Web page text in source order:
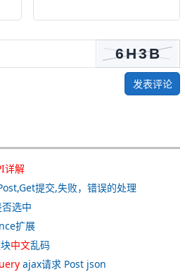
发表评论
详解
提交,失败，错误的处理
选中
扩展
中文乱码
ajax请求 Post json